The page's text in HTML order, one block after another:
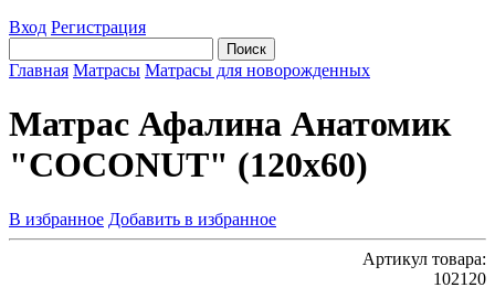
Вход Регистрация
Главная Матрасы Матрасы для новорожденных
Матрас Афалина Анатомик
"COCONUT" (120х60)
В избранное Добавить в избранное
Артикул товара:
102120